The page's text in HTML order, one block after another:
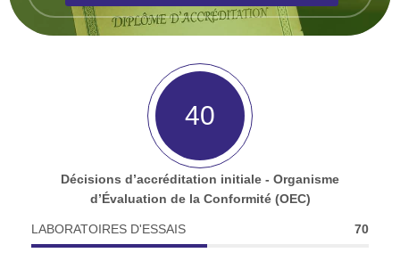
55
Décisions d’accréditation initiale - Organisme
d’Évaluation de la Conformité (OEC)
LABORATOIRES D'ESSAIS 70